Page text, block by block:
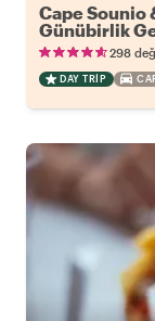
Cape Sounio
Günübirlik
298
DAY TRIP